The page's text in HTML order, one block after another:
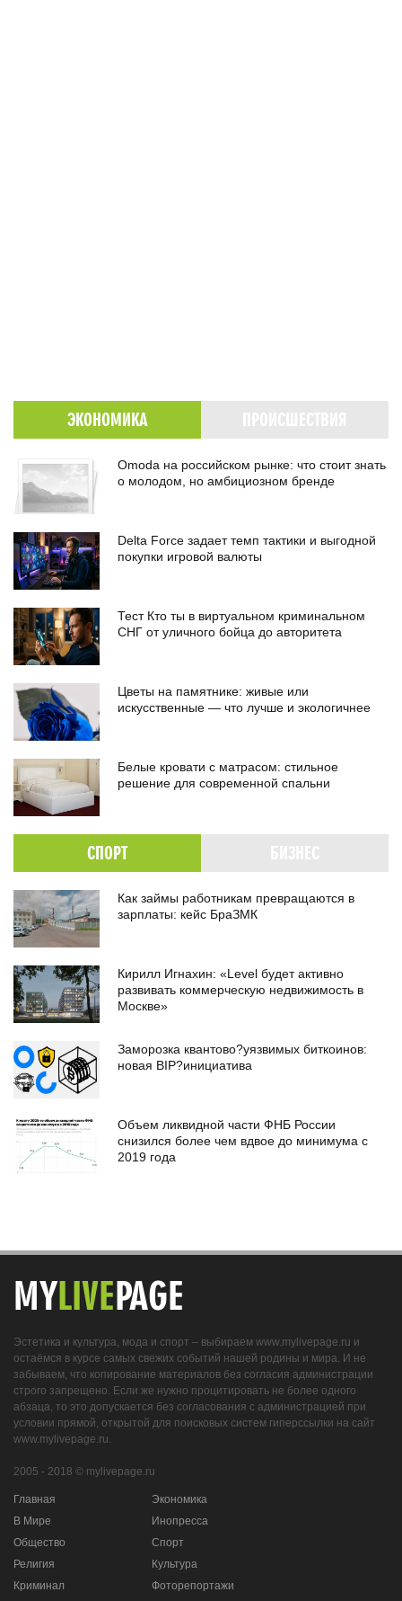
ЭКОНОМИКА
Omoda на российском рынке: что стоит знать
о молодом, но амбициозном бренде
Delta Force задает темп тактики и выгодной
покупки игровой валюты
Тест Кто ты в виртуальном криминальном
СНГ от уличного бойца до авторитета
Цветы на памятнике: живые или
искусственные — что лучше и экологичнее
Белые кровати с матрасом: стильное
решение для современной спальни
СПОРТ
Как займы работникам превращаются в
зарплаты: кейс БраЗМК
Кирилл Игнахин: «Level будет активно
развивать коммерческую недвижимость в
Москве»
Заморозка квантово?уязвимых биткоинов:
новая BIP?инициатива
Объем ликвидной части ФНБ России
снизился более чем вдвое до минимума с
2019 года
MYLIVEPAGE
Эстетика и культура, мода и спорт – выбираем www.mylivepage.ru и
остаёмся в курсе самых свежих событий нашей родины и мира. И не
забываем, что копирование материалов без согласия администрации
строго запрещено. Если же нужно процитировать не более одного
абзаца, то это допускается без согласования с администрацией при
условии прямой, открытой для поисковых систем гиперссылки на сайт
www.mylivepage.ru.
2005 - 2018 © mylivepage.ru
Главная
В Мире
Общество
Религия
Криминал
Экономика
Инопресса
Спорт
Культура
Фоторепортажи